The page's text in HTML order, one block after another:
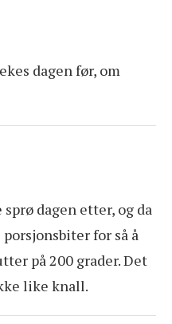
dagen før, om
dagen etter, og da
for så å
på 200 grader. Det
like knall.